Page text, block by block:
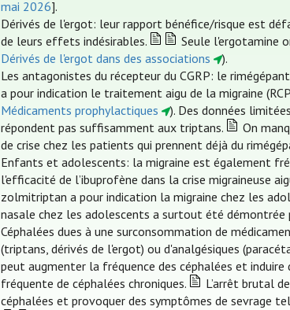
mai 2026].
Dérivés de l'ergot: leur rapport bénéfice/risque est
de leurs effets indésirables.
Seule l'ergotamine
Dérivés de l'ergot dans des associations
).
Les antagonistes du récepteur du CGRP: le
a pour indication le traitement aigu de la migraine
Médicaments prophylactiques
). Des données
répondent pas suffisamment aux triptans.
On
de crise chez les patients qui prennent déjà du
Enfants et adolescents: la migraine est également
l'efficacité de l’ibuprofène dans la crise migraineuse
zolmitriptan a pour indication la migraine chez les
nasale chez les adolescents a surtout été
Céphalées dues à une surconsommation de
(triptans, dérivés de l'ergot) ou d'analgésiques
peut augmenter la fréquence des céphalées et induire
fréquente de céphalées chroniques.
L’arrêt brutal
céphalées et provoquer des symptômes de sevrage